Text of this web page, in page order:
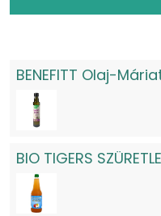
BENEFITT Olaj-
BIO TIGERS